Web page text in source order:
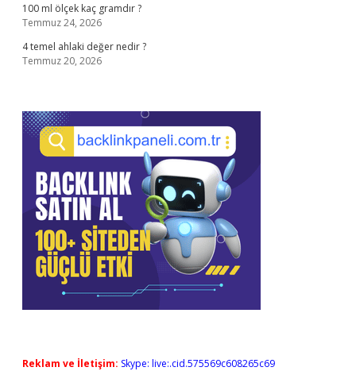
100 ml ölçek kaç gramdır ?
Temmuz 24, 2026
4 temel ahlaki değer nedir ?
Temmuz 20, 2026
Reklam ve İletişim: Skype: live:.cid.575569c608265c69